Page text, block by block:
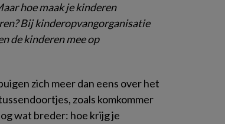
hoe maak je kinderen
Bij kinderopvangorganisatie
de kinderen mee op
zich meer dan eens over het
zoals komkommer
wat breder: hoe krijg je